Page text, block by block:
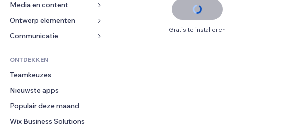
Social media
SEO
Betrokkenheid
Websitevermeldingen
E-mail
Conversie
Verkoopknoppen
Online cursussen
Print on demand
Boekhouding
Coupons en loyaliteit
Opslagoplossingen
Dropshipping
Prijzen en abonnementen
Crowdfunding
Hotels
Evenementen
Restaurants
Vastgoed
Boekingen
Media en content
Galerij
Muziek
Podcasts
Fotografie
Video
PDF
Bestanden delen
Nieuws
Ontwerp elementen
Kaarten en navigatie
Privacy en beveiliging
Ontime
Pagina templates
Afbeeldingseffecten
Knoppen en menu's
Banners en badges
Formulieren
Enquêtes
Chat
Opmerkingen
Telefoonnummer
ONTDEKKEN
Teamkeuzes
Nieuwste apps
Populair deze maand
Wix Business Solutions
Gratis te installeren